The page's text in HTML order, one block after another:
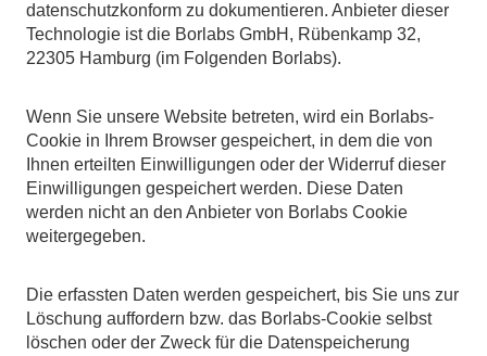
datenschutzkonform zu dokumentieren. Anbieter dieser
Technologie ist die Borlabs GmbH, Rübenkamp 32,
22305 Hamburg (im Folgenden Borlabs).
Wenn Sie unsere Website betreten, wird ein Borlabs-
Cookie in Ihrem Browser gespeichert, in dem die von
Ihnen erteilten Einwilligungen oder der Widerruf dieser
Einwilligungen gespeichert werden. Diese Daten
werden nicht an den Anbieter von Borlabs Cookie
weitergegeben.
Die erfassten Daten werden gespeichert, bis Sie uns zur
Löschung auffordern bzw. das Borlabs-Cookie selbst
löschen oder der Zweck für die Datenspeicherung